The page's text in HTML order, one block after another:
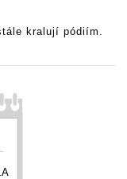
kralují pódiím.